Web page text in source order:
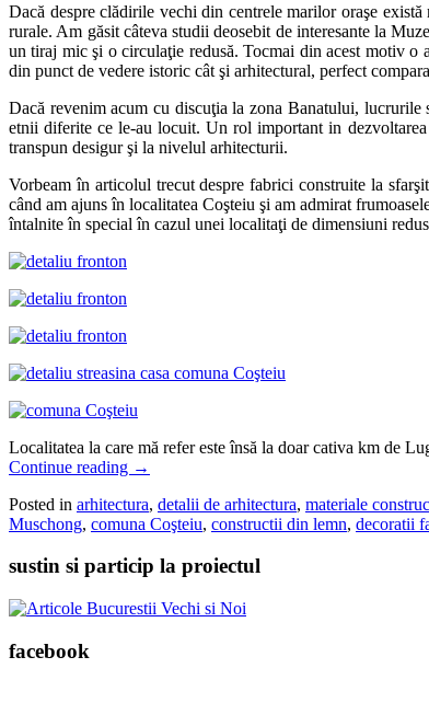
Dacă despre clădirile vechi din centrele marilor oraşe
rurale. Am găsit câteva studii deosebit de interesante la
un tiraj mic şi o circulaţie redusă. Tocmai din acest motiv o
din punct de vedere istoric cât şi arhitectural, perfect
Dacă revenim acum cu discuţia la zona Banatului,
etnii diferite ce le-au locuit. Un rol important in
transpun desigur şi la nivelul arhitecturii.
Vorbeam în articolul trecut despre fabrici construite la
când am ajuns în localitatea Coşteiu şi am admirat
întalnite în special în cazul unei localitaţi de dimensiuni
Localitatea la care mă refer este însă la doar cativa km de
Continue reading →
Posted in arhitectura, detalii de arhitectura, materiale
Muschong, comuna Coşteiu, constructii din lemn, decoratii
sustin si particip la proiectul
facebook